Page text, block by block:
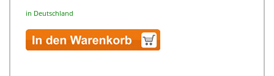
in Deutschland